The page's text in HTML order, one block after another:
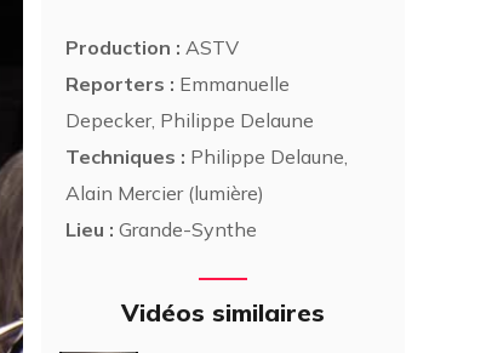
Production : ASTV
Reporters : Emmanuelle
Depecker, Philippe Delaune
Techniques : Philippe Delaune,
Alain Mercier (lumière)
Lieu : Grande-Synthe
Vidéos similaires